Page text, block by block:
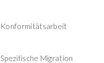
Konformitätsarbeit
Spezifische Migration